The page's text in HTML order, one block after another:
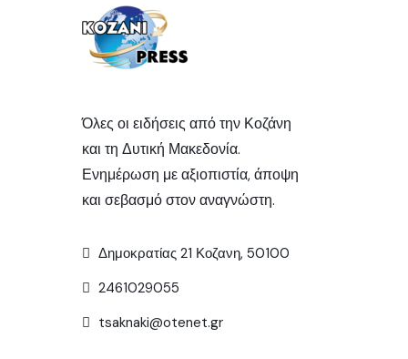
Όλες οι ειδήσεις από την Κοζάνη
και τη Δυτική Μακεδονία.
Ενημέρωση με αξιοπιστία, άποψη
και σεβασμό στον αναγνώστη.
Δημοκρατίας 21 Κοζανη, 50100
2461029055
tsaknaki@otenet.gr